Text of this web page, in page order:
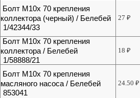
Болт М10х 70 крепления
коллектора (черный) / Белебей
1/42344/33
27₽
Болт М10х 70 крепления
коллектора / Белебей
1/58888/21
18₽
Болт М10х 70 крепления
масляного насоса / Белебей
853041
24.50₽